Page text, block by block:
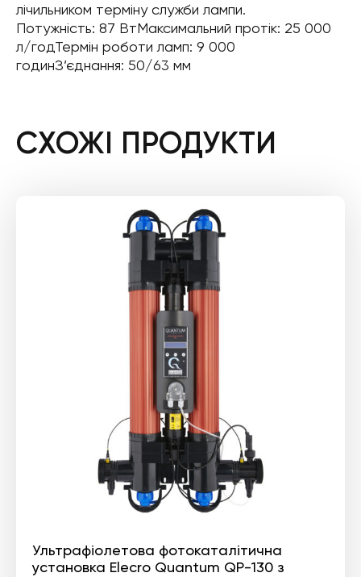
лічильником терміну служби лампи.
Потужність: 87 ВтМаксимальний протік: 25 000
л/годТермін роботи ламп: 9 000
годинЗ’єднання: 50/63 мм
СХОЖІ ПРОДУКТИ
Ультрафіолетова фотокаталітична
установка Elecro Quantum QP-130 з